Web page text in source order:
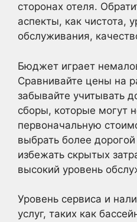
сторонах отеля.
аспекты, как чистота,
обслуживания,
Бюджет играет
Сравнивайте цены на
забывайте учитывать
сборы, которые могут
первоначальную
выбрать более
избежать скрытых
высокий уровень
Уровень сервиса и
услуг, таких как